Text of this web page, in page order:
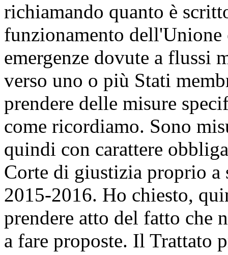
richiamando quanto è
funzionamento
emergenze dovute a flussi
verso uno o più Stati
prendere delle misure
come ricordiamo. Sono
quindi con carattere
Corte di giustizia proprio a
2015-2016. Ho chiesto,
prendere atto del fatto che
a fare proposte. Il Trattato